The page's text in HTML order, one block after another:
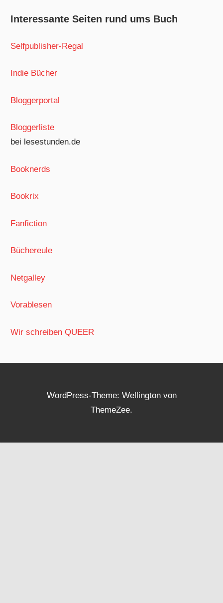
Interessante Seiten rund ums Buch
Selfpublisher-Regal
Indie Bücher
Bloggerportal
Bloggerliste
bei lesestunden.de
Booknerds
Bookrix
Fanfiction
Büchereule
Netgalley
Vorablesen
Wir schreiben QUEER
WordPress-Theme: Wellington von
ThemeZee.